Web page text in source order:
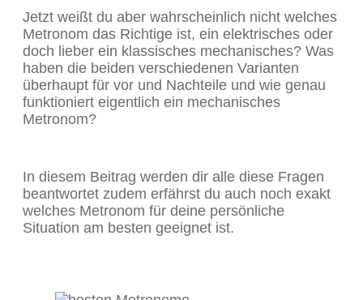
Jetzt weißt du aber wahrscheinlich nicht welches
Metronom das Richtige ist, ein elektrisches oder
doch lieber ein klassisches mechanisches? Was
haben die beiden verschiedenen Varianten
überhaupt für vor und Nachteile und wie genau
funktioniert eigentlich ein mechanisches
Metronom?
In diesem Beitrag werden dir alle diese Fragen
beantwortet zudem erfährst du auch noch exakt
welches Metronom für deine persönliche
Situation am besten geeignet ist.